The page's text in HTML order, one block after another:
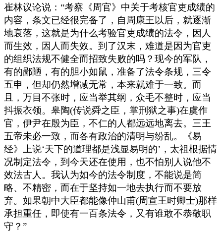
崔林议论说：“考察《周官》中关于考核官吏成绩的
内容，条文已经很完备了，自周康王以后，就逐渐
地衰落，这就是为什么考验官吏成绩的法令，因人
而生效，因人而失效。到了汉末，难道是因为官吏
的组织法规不健全而招致失败的吗？现今的军队，
有的鄙陋，有的胆小如鼠，准备了法令条规，三令
五申，但却仍然增减无常，本来就难于一致。而
且，万目不张时，应当举其纲，众毛不整时，应当
抖振衣领。皋陶(传说舜之臣，掌刑狱之事)在虞作
官，伊尹在殷为臣，不仁的人都远远地离去。三王
五帝未必一致，而各有政治的清明与纷乱。《易
经》上说‘天下的道理都是浅显易明的’，太祖根据情
况制定法令，到今天还在使用，也不怕别人说他不
效法古人。我认为如今的法令制度，不能说是简
略、不精密，而在于坚持如一地去执行而不要放
弃。如果朝中大臣都能像仲山甫(周宣王时卿士)那样
承担重任，即使有一百条法令，又有谁敢不恭敬职
守？”